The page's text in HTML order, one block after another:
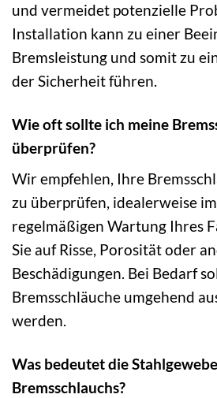
und vermeidet potenzielle
Installation kann zu einer
Bremsleistung und somit zu
der Sicherheit führen.
Wie oft sollte ich meine
überprüfen?
Wir empfehlen, Ihre
zu überprüfen, idealerweise
regelmäßigen Wartung Ihres
Sie auf Risse, Porosität oder
Beschädigungen. Bei Bedarf
Bremsschläuche umgehend
werden.
Was bedeutet die
Bremsschlauchs?